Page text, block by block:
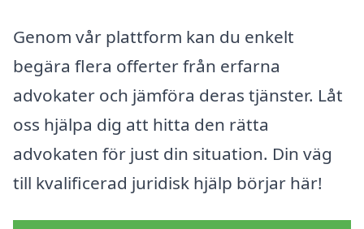
Genom vår plattform kan du enkelt
begära flera offerter från erfarna
advokater och jämföra deras tjänster. Låt
oss hjälpa dig att hitta den rätta
advokaten för just din situation. Din väg
till kvalificerad juridisk hjälp börjar här!